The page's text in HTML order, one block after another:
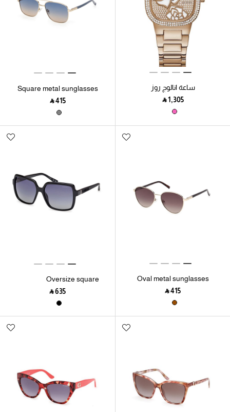
ساعة انالوج روز
‎ ⃁ ⁦1,305⁩ ‎
Square metal sunglasses
‎ ⃁ ⁦415⁩ ‎
Oval metal sunglasses
‎ ⃁ ⁦415⁩ ‎
Oversize square
sunglasses
‎ ⃁ ⁦635⁩ ‎